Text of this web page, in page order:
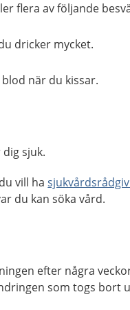
flera av följande
dricker mycket.
när du kissar.
sjuk.
vill ha
du kan söka vård.
efter några
som togs bort